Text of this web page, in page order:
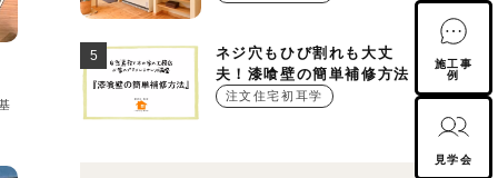
ネジ穴もひび割れも大丈
夫！漆喰壁の簡単補修方法
注文住宅初耳学
施工事
例
見学会